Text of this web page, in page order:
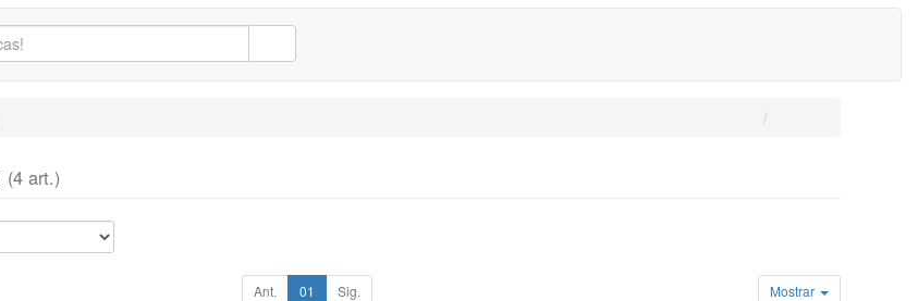
(4 art.)
Ant. 01 Sig. Mostrar